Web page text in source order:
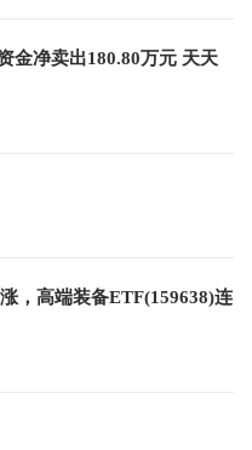
金净卖出180.80万元 天天
，高端装备ETF(159638)连